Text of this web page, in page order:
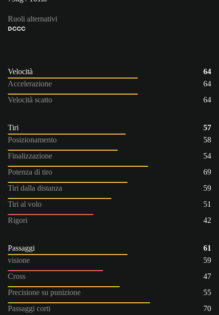
Ruoli alternativi
DCCC
Velocità
64
Accelerazione
64
Velocità scatto
64
Tiri
57
Posizionamento
58
Finalizzazione
54
Potenza di tiro
69
Tiri dalla distanza
59
Tiri al volo
51
Rigori
42
Passaggi
61
visione
59
Cross
47
Precisione su punizione
55
Passaggi corti
70